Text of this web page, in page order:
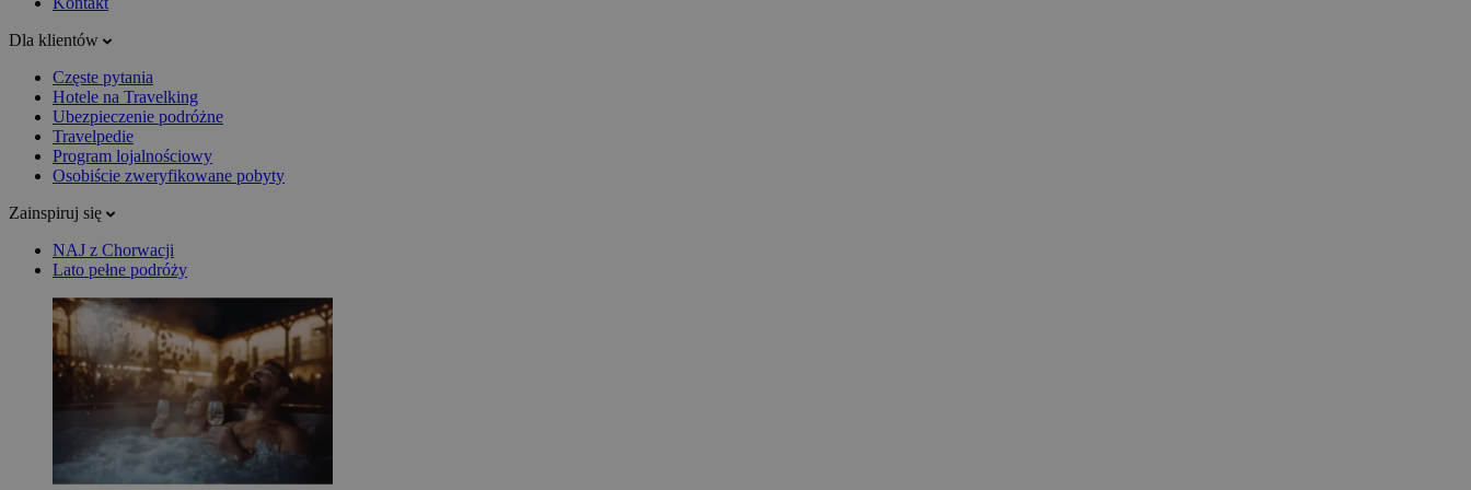
Dla klientów
Częste pytania
Hotele na Travelking
Ubezpieczenie podróżne
Travelpedie
Program lojalnościowy
Osobiście zweryfikowane pobyty
Zainspiruj się
NAJ z Chorwacji
Lato pełne podróży